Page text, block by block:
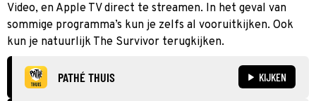
Video, en Apple TV direct te streamen. In het geval van
sommige programma’s kun je zelfs al vooruitkijken. Ook
kun je natuurlijk The Survivor terugkijken.
PATHÉ THUIS KIJKEN